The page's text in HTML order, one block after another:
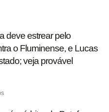
deve estrear pelo
o Fluminense, e Lucas
veja provável